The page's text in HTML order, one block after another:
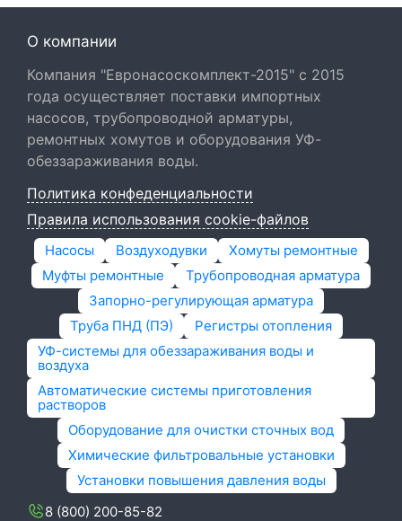
О компании
Компания "Евронасоскомплект-2015" с 2015
года осуществляет поставки импортных
насосов, трубопроводной арматуры,
ремонтных хомутов и оборудования УФ-
обеззараживания воды.
Политика конфеденциальности
Правила использования cookie-файлов
Насосы Воздуходувки
Хомуты ремонтные
Муфты ремонтные
Трубопроводная арматура
Запорно-регулирующая арматура
Труба ПНД (ПЭ)
Регистры отопления
УФ-системы для обеззараживания воды и
воздуха
Автоматические системы приготовления
растворов
Оборудование для очистки сточных вод
Химические фильтровальные установки
Установки повышения давления воды
8 (800) 200-85-82